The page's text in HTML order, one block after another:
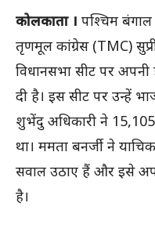
कोलकाता । पश्चिम
तृणमूल कांग्रेस (TMC)
विधानसभा सीट पर अपनी
दी है। इस सीट पर उन्हें
शुभेंदु अधिकारी ने 15,
था। ममता बनर्जी ने
सवाल उठाए हैं और इसे
है।